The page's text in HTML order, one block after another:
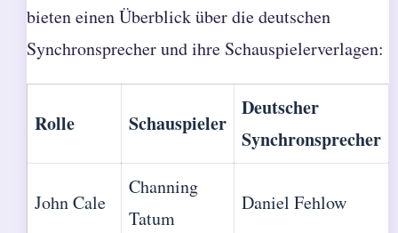
bieten einen Überblick über die deutschen
Synchronsprecher und ihre Schauspielerverlagen:
Rolle Schauspieler
Deutscher
Synchronsprecher
John Cale
Channing
Tatum
Daniel Fehlow